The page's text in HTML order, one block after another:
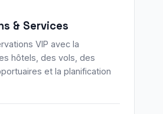
& Services
VIP avec la
hôtels, des vols, des
et la planification